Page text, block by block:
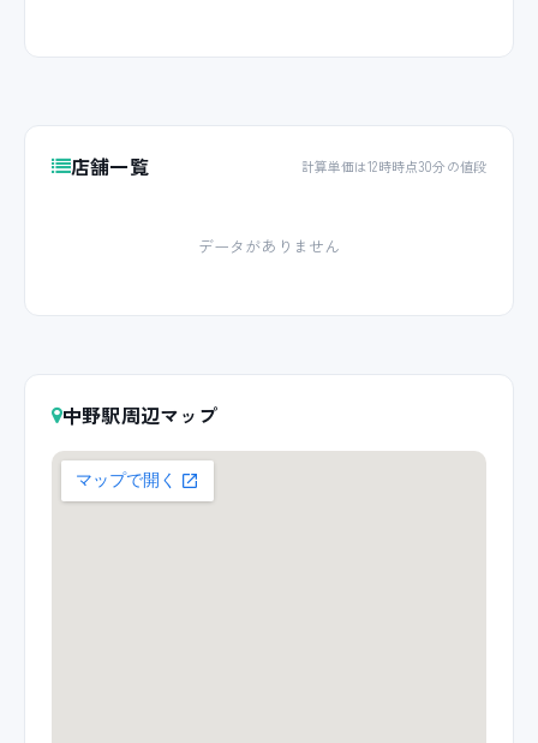
店舗一覧 計算単価は12時時点30分の値段
データがありません
中野駅周辺マップ